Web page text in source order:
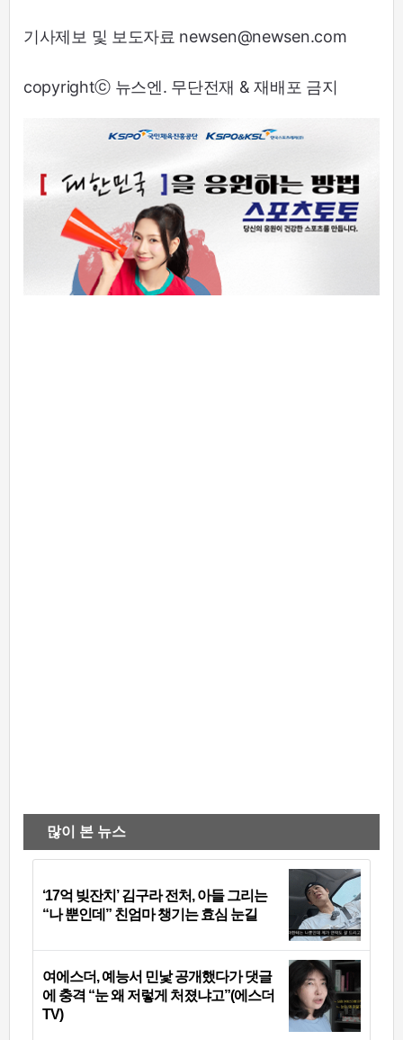
기사제보 및 보도자료 newsen@newsen.com
copyrightⓒ 뉴스엔. 무단전재 & 재배포 금지
많이 본 뉴스
‘17억 빚잔치’ 김구라 전처, 아들 그리는
“나 뿐인데” 친엄마 챙기는 효심 눈길
여에스더, 예능서 민낯 공개했다가 댓글
에 충격 “눈 왜 저렇게 처졌냐고”(에스더
TV)